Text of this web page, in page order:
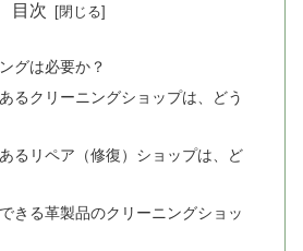
目次
グは必要か？
るクリーニングショップは、どう
るリペア（修復）ショップは、ど
きる革製品のクリーニングショッ